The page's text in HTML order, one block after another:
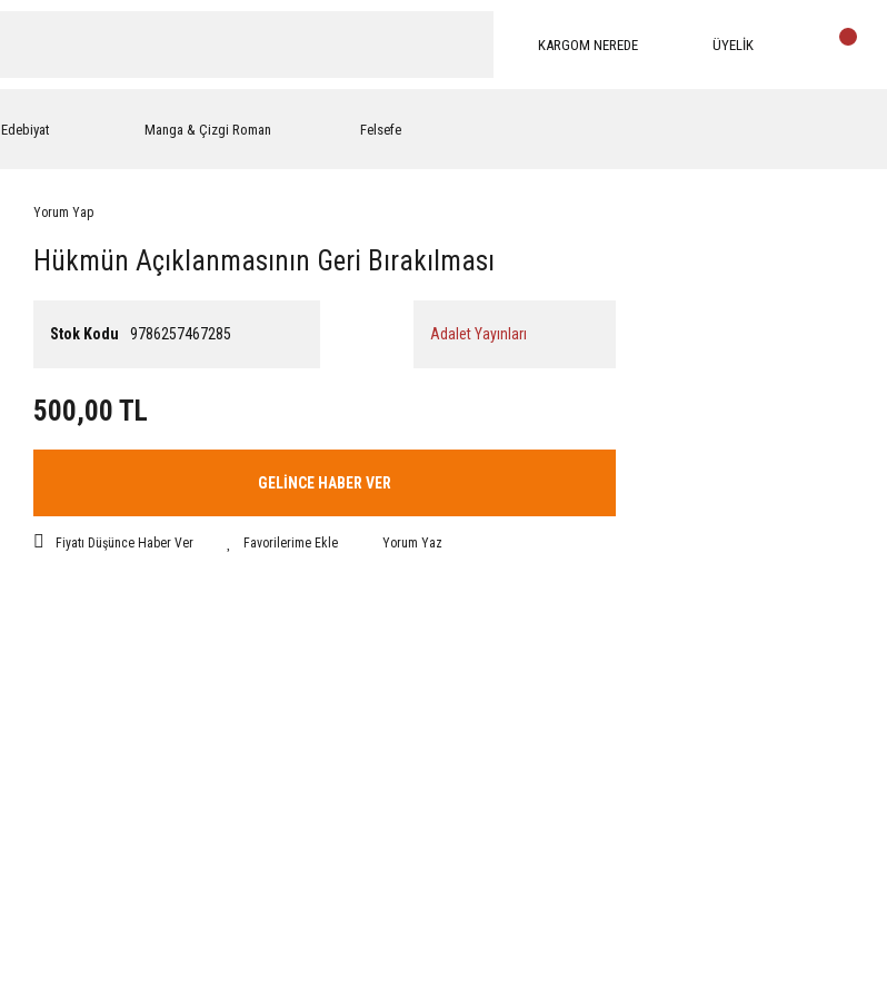
KARGOM NEREDE ÜYELİK
Edebiyat Manga & Çizgi Roman Felsefe
Yorum Yap
Hükmün Açıklanmasının Geri Bırakılması
Stok Kodu 9786257467285 Adalet Yayınları
500,00 TL
GELİNCE HABER VER
Fiyatı Düşünce Haber Ver Yorum Yaz